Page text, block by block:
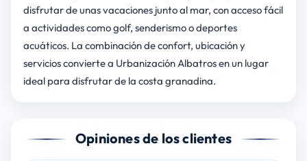
disfrutar de unas vacaciones junto al mar, con acceso fácil
a actividades como golf, senderismo o deportes
acuáticos. La combinación de confort, ubicación y
servicios convierte a Urbanización Albatros en un lugar
ideal para disfrutar de la costa granadina.
Opiniones de los clientes